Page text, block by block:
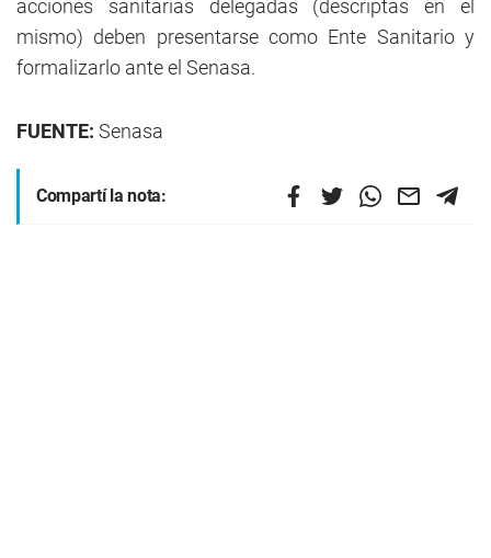
acciones sanitarias delegadas (descriptas en el
mismo) deben presentarse como Ente Sanitario y
formalizarlo ante el Senasa.
FUENTE: Senasa
Compartí la nota: